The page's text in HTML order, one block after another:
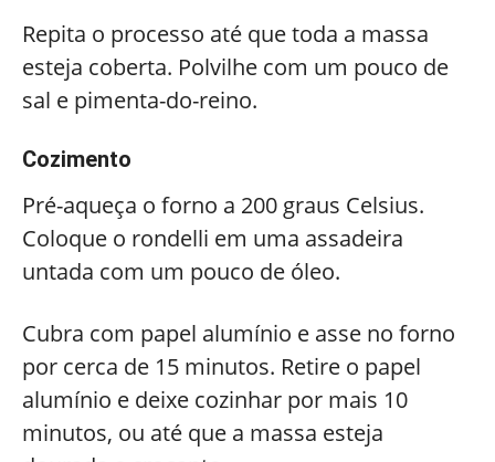
Repita o processo até que toda a massa
esteja coberta. Polvilhe com um pouco de
sal e pimenta-do-reino.
Cozimento
Pré-aqueça o forno a 200 graus Celsius.
Coloque o rondelli em uma assadeira
untada com um pouco de óleo.
Cubra com papel alumínio e asse no forno
por cerca de 15 minutos. Retire o papel
alumínio e deixe cozinhar por mais 10
minutos, ou até que a massa esteja